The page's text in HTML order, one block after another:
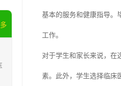
基本的服务和健康指导。
工作。
对于学生和家长来说，在
素。此外，学生选择临床